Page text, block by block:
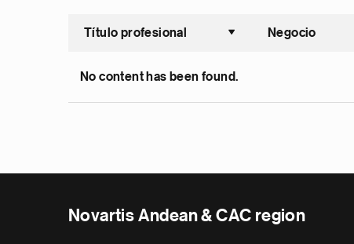
Título profesional
Ordenar
Negocio
No content has been found.
Novartis Andean & CAC region